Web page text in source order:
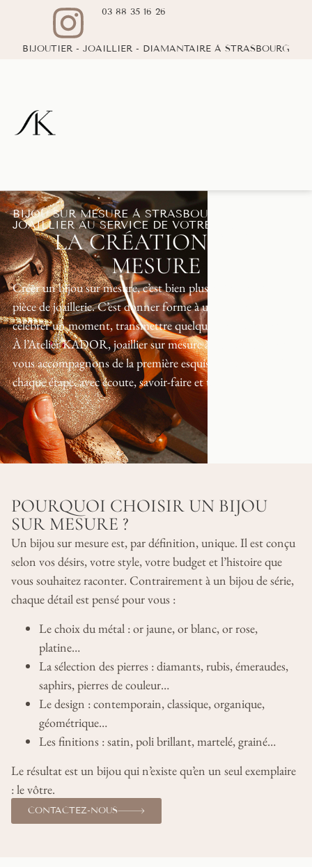
03 88 35 16 26
BIJOUTIER - JOAILLIER - DIAMANTAIRE À STRASBOURG
BIJOU SUR MESURE À STRASBOURG : L'ART
JOAILLIER AU SERVICE DE VOTRE HISTOIRE
LA CRÉATION SUR
MESURE
Créer un bijou sur mesure, c’est bien plus qu’acheter une
pièce de joaillerie. C’est donner forme à une émotion,
célébrer un moment, transmettre quelque chose d’unique.
À l’Atelier KADOR, joaillier sur mesure à Strasbourg, nous
vous accompagnons de la première esquisse au bijou final, à
chaque étape, avec écoute, savoir-faire et transparence.
POURQUOI CHOISIR UN BIJOU
SUR MESURE ?
Un bijou sur mesure est, par définition, unique. Il est conçu
selon vos désirs, votre style, votre budget et l’histoire que
vous souhaitez raconter. Contrairement à un bijou de série,
chaque détail est pensé pour vous :
Le choix du métal : or jaune, or blanc, or rose,
platine…
La sélection des pierres : diamants, rubis, émeraudes,
saphirs, pierres de couleur…
Le design : contemporain, classique, organique,
géométrique…
Les finitions : satin, poli brillant, martelé, grainé…
Le résultat est un bijou qui n’existe qu’en un seul exemplaire
: le vôtre.
CONTACTEZ-NOUS